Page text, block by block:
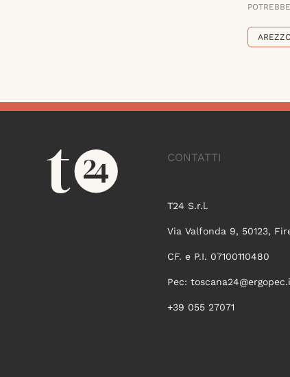
AREZZO
CONTATTI
T24 S.r.l.
Via Valfonda 9, 50123,
CF. e P.I. 07100110480
Pec:
+39 055 27071